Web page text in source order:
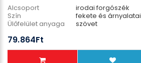
Alcsoport
irodai forgószék
Szín
fekete és árnyalatai
Ülőfelület anyaga
szövet
Teherbírás
79.864Ft